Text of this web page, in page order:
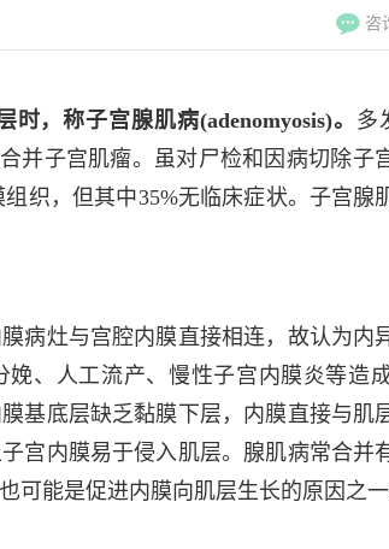
咨
，称子宫腺肌病(adenomyosis)。 多
并子宫肌瘤。虽对尸检和因病切除子
织，但其中35%无临床症状。子宫腺
病灶与宫腔内膜直接相连，故认为内
、人工流产、慢性子宫内膜炎等造
基底层缺乏黏膜下层，内膜直接与肌
宫内膜易于侵入肌层。腺肌病常合并
可能是促进内膜向肌层生长的原因之一